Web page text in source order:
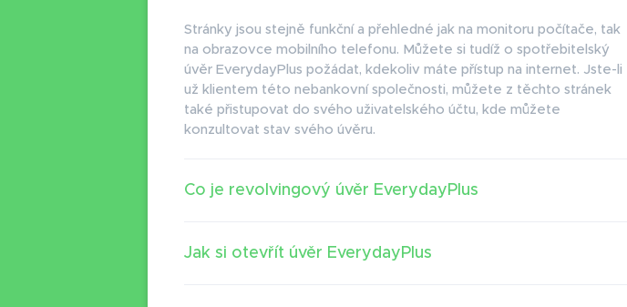
Stránky jsou stejně funkční a přehledné jak na monitoru počítače, tak
na obrazovce mobilního telefonu. Můžete si tudíž o spotřebitelský
úvěr EverydayPlus požádat, kdekoliv máte přístup na internet. Jste-li
už klientem této nebankovní společnosti, můžete z těchto stránek
také přistupovat do svého uživatelského účtu, kde můžete
konzultovat stav svého úvěru.
Co je revolvingový úvěr EverydayPlus
Jak si otevřít úvěr EverydayPlus